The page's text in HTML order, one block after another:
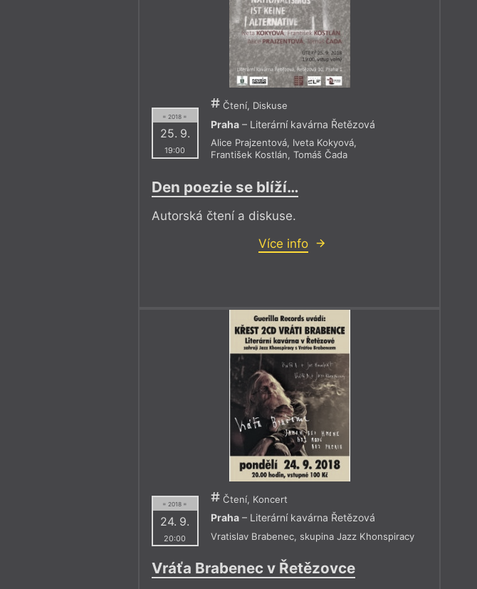
= 2018 =
25. 9.
19:00
Čtení, Diskuse
Praha – Literární kavárna Řetězová
Alice Prajzentová, Iveta Kokyová,
František Kostlán,Tomáš Čada
Den poezie se blíží…
Autorská čtení a diskuse.
Více info
= 2018 =
24. 9.
20:00
Čtení, Koncert
Praha – Literární kavárna Řetězová
Vratislav Brabenec, skupina Jazz Khonspiracy
Vráťa Brabenec v Řetězovce